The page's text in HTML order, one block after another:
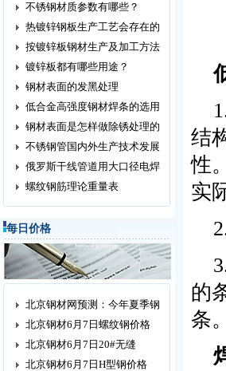
不锈钢材质参数有哪些？
热镀锌钢板生产工艺会存在的
按镀锌板钢材生产及加工方法
镀锌板都有哪些用途？
钢材表面的发黑处理
低合金高强度钢材焊条的选用
钢材表面是怎样做除锈处理的
不锈钢管国内外生产技术发展
俄罗斯干线管道用大口径电焊
螺纹钢筋理论重量表
每日价格
北京钢材网预测：今年夏季钢
北京钢材6月7日螺纹钢价格
北京钢材6月7日20#无缝
北京钢材6月7日H型钢价格
1.
结
性
实
2.
3.
的
条